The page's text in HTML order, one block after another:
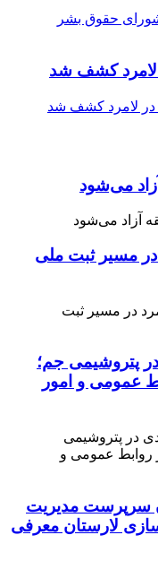
می‌شود
لامرد در مسیر ثبت ملی
پتروشیمی جم؛
عمومی و امور
سرپرست مدیریت
لارستان معرفی